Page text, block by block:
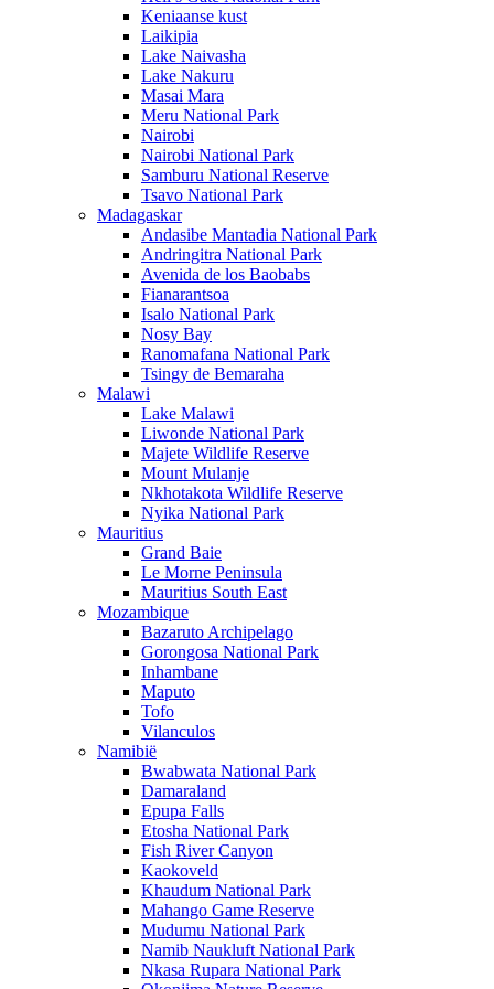
Keniaanse kust
Laikipia
Lake Naivasha
Lake Nakuru
Masai Mara
Meru National Park
Nairobi
Nairobi National Park
Samburu National Reserve
Tsavo National Park
Madagaskar
Andasibe Mantadia National Park
Andringitra National Park
Avenida de los Baobabs
Fianarantsoa
Isalo National Park
Nosy Bay
Ranomafana National Park
Tsingy de Bemaraha
Malawi
Lake Malawi
Liwonde National Park
Majete Wildlife Reserve
Mount Mulanje
Nkhotakota Wildlife Reserve
Nyika National Park
Mauritius
Grand Baie
Le Morne Peninsula
Mauritius South East
Mozambique
Bazaruto Archipelago
Gorongosa National Park
Inhambane
Maputo
Tofo
Vilanculos
Namibië
Bwabwata National Park
Damaraland
Epupa Falls
Etosha National Park
Fish River Canyon
Kaokoveld
Khaudum National Park
Mahango Game Reserve
Mudumu National Park
Namib Naukluft National Park
Nkasa Rupara National Park